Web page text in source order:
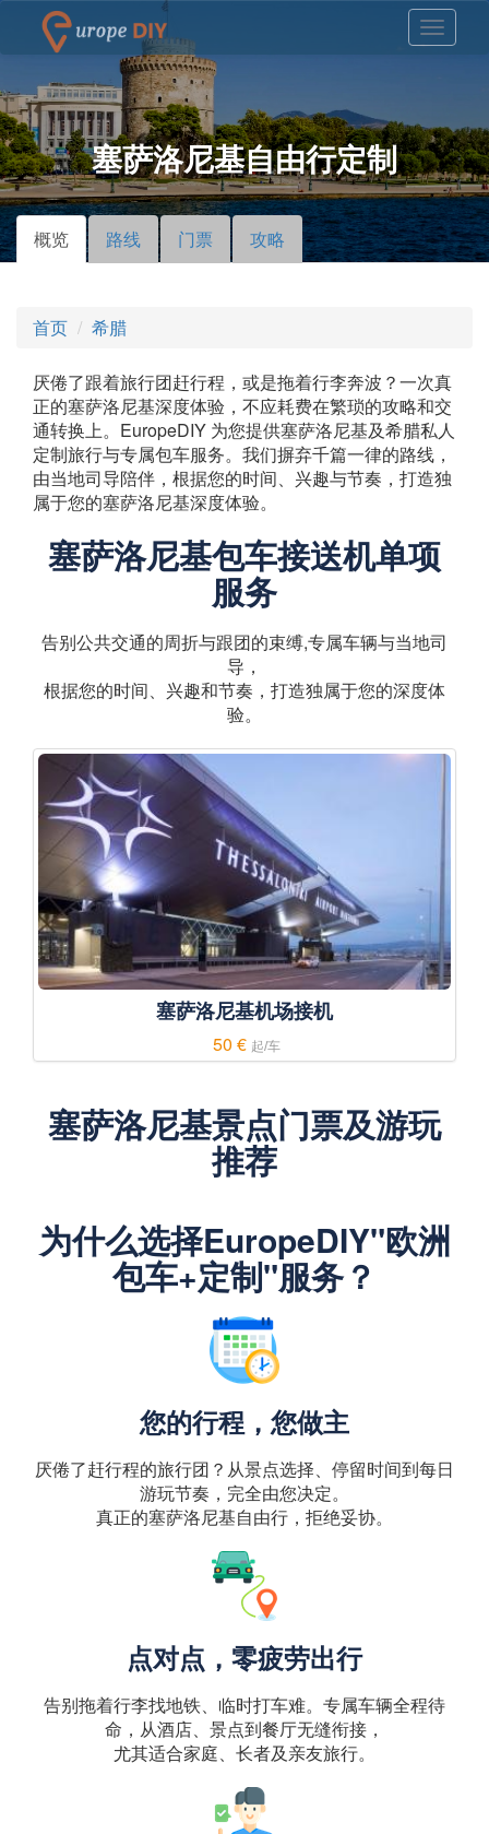
塞萨洛尼基自由行定制
主标签
概览 （活
动标
路线 门票 攻略
首页 希腊
厌倦了跟着旅行团赶行程，或是拖着行李奔波？一次真
正的塞萨洛尼基深度体验，不应耗费在繁琐的攻略和交
通转换上。EuropeDIY 为您提供塞萨洛尼基及希腊私人
定制旅行与专属包车服务。我们摒弃千篇一律的路线，
由当地司导陪伴，根据您的时间、兴趣与节奏，打造独
属于您的塞萨洛尼基深度体验。
塞萨洛尼基包车接送机单项
服务
告别公共交通的周折与跟团的束缚,专属车辆与当地司
导，
根据您的时间、兴趣和节奏，打造独属于您的深度体
验。
塞萨洛尼基机场接机
50 € 起/车
塞萨洛尼基景点门票及游玩
推荐
为什么选择EuropeDIY"欧洲
包车+定制"服务？
您的行程，您做主
厌倦了赶行程的旅行团？从景点选择、停留时间到每日
游玩节奏，完全由您决定。
真正的塞萨洛尼基自由行，拒绝妥协。
点对点，零疲劳出行
告别拖着行李找地铁、临时打车难。专属车辆全程待
命，从酒店、景点到餐厅无缝衔接，
尤其适合家庭、长者及亲友旅行。